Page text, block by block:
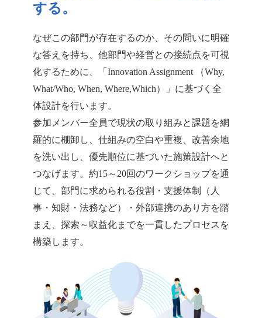
する。
なぜこの部門が存在するのか、その問いに明確
な答えを持ち、他部門や経営との接続点を可視
化するために、「Innovation Assignment （Why,
What/Who, When, Where,Which）」に基づく全
体設計を行います。
参加メンバー全員で現状の取り組みと課題を網
羅的に棚卸し、仕組みの空白や重複、改善余地
を洗い出し、優先順位に基づいた施策設計へと
つなげます。約15～20回のワークショップを通
じて、部門に求められる役割・支援体制（人
事・知財・法務など）・外部連携のあり方を踏
まえ、探索～収益化までを一貫したプロセスを
構築します。